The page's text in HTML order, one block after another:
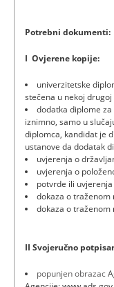
Potrebni dokumenti:
I Ovjerene kopije:
univerzitetske
stečena u nekoj
dodatka diplome
iznimno, samo u
diplomca, kandidat je
ustanove da dodatak
uvjerenja o
uvjerenja o
potvrde ili
dokaza o traženom
dokaza o traženom
II Svojeručno
popunjen obrazac